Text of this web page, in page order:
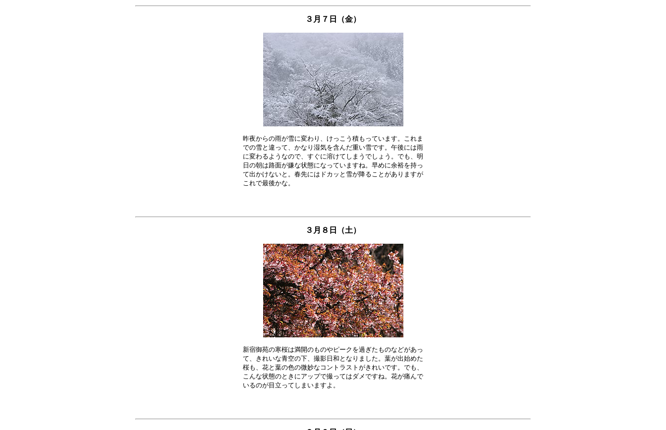
３月７日（金）
昨夜からの雨が雪に変わり、けっこう積もっています。これま
での雪と違って、かなり湿気を含んだ重い雪です。午後には雨
に変わるようなので、すぐに溶けてしまうでしょう。でも、明
日の朝は路面が嫌な状態になっていますね。早めに余裕を持っ
て出かけないと。春先にはドカッと雪が降ることがありますが
３月８日（土）
新宿御苑の寒桜は満開のものやピークを過ぎたものなどがあっ
て、きれいな青空の下、撮影日和となりました。葉が出始めた
桜も、花と葉の色の微妙なコントラストがきれいです。でも、
こんな状態のときにアップで撮ってはダメですね。花が痛んで